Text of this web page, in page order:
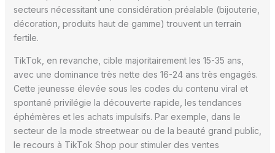
secteurs nécessitant une considération préalable (bijouterie,
décoration, produits haut de gamme) trouvent un terrain
fertile.
TikTok, en revanche, cible majoritairement les 15-35 ans,
avec une dominance très nette des 16-24 ans très engagés.
Cette jeunesse élevée sous les codes du contenu viral et
spontané privilégie la découverte rapide, les tendances
éphémères et les achats impulsifs. Par exemple, dans le
secteur de la mode streetwear ou de la beauté grand public,
le recours à TikTok Shop pour stimuler des ventes